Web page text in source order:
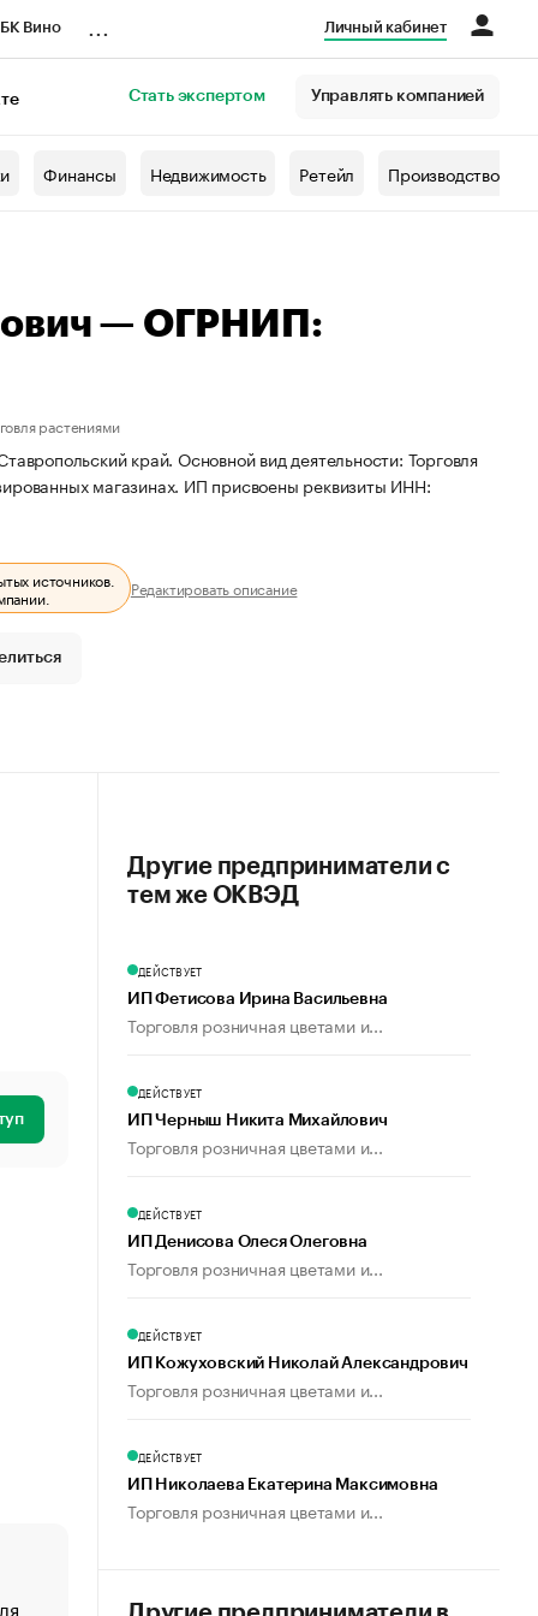
Вино Личный кабинет
Стать экспертом Управлять компанией
Финансы Недвижимость Ретейл Производство
— ОГРНИП:
растениями
край. Основной вид деятельности: Торговля
магазинах. ИП присвоены реквизиты ИНН:
источников.
Редактировать описание
«От спорта тело стареет иначе». Как живет глава
Другие предприниматели с
тем же ОКВЭД
ДЕЙСТВУЕТ
ИП Фетисова Ирина Васильевна
Торговля розничная цветами и...
ДЕЙСТВУЕТ
ИП Черныш Никита Михайлович
Торговля розничная цветами и...
ДЕЙСТВУЕТ
ИП Денисова Олеся Олеговна
Торговля розничная цветами и...
ДЕЙСТВУЕТ
ИП Кожуховский Николай Александрович
Торговля розничная цветами и...
ДЕЙСТВУЕТ
ИП Николаева Екатерина Максимовна
Торговля розничная цветами и...